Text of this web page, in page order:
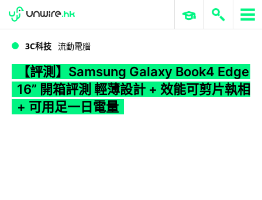
WWDC 2026 ERP 與商業 AI
3C科技 流動電腦
【評測】Samsung Galaxy Book4 Edge
16” 開箱評測 輕薄設計 + 效能可剪片執相
+ 可用足一日電量